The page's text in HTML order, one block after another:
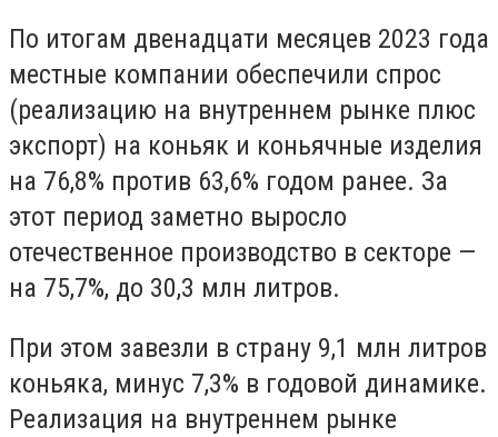
По итогам двенадцати месяцев 2023 года
местные компании обеспечили спрос
(реализацию на внутреннем рынке плюс
экспорт) на коньяк и коньячные изделия
на 76,8% против 63,6% годом ранее. За
этот период заметно выросло
отечественное производство в секторе —
на 75,7%, до 30,3 млн литров.
При этом завезли в страну 9,1 млн литров
коньяка, минус 7,3% в годовой динамике.
Реализация на внутреннем рынке